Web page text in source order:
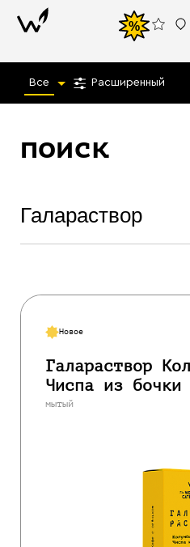
%
Все Расширенный
поиск
Новое
Галараствор
Чиспа из бочки
мытый